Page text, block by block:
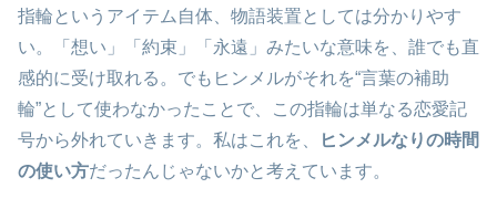
指輪というアイテム自体、物語装置としては分かりやす
い。「想い」「約束」「永遠」みたいな意味を、誰でも直
感的に受け取れる。でもヒンメルがそれを“言葉の補助
輪”として使わなかったことで、この指輪は単なる恋愛記
号から外れていきます。私はこれを、
ヒンメルなりの時間
の使い方だったんじゃないかと考えています。